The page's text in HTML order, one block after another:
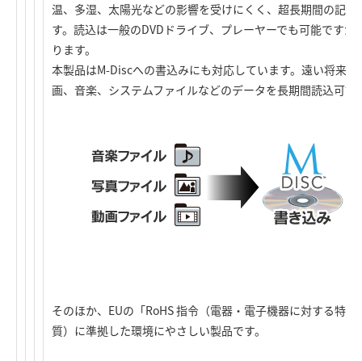
温、多湿、太陽光などの影響を受けにくく、超長期間の記
す。読込は一般のDVDドライブ、プレーヤーでも可能です
ります。
本製品はM-Discへの書込みにも対応しています。遠い将来
画、音楽、システムファイルなどのデータを長期間読込可
そのほか、EUの「RoHS 指令（電器・電子機器に対する特
質）に準拠した環境にやさしい製品です。